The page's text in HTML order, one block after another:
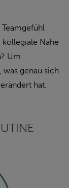
Nähe
Um
was genau sich
hat.